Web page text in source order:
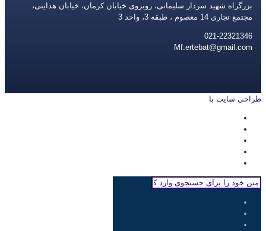
بزرگراه شهید سردار سلیمانی، روبروی خیابان کرمان، خیابان هدایتی،
مجتمع تجاری 14 معصوم ، طبقه 3، واحد 3
021-22321346
Mf.ertebat@gmail.com
طراحی سایت با